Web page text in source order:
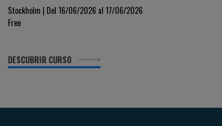
tratamiento
Stockholm | Del 16/06/2026 al 17/06/2026
Free
DESCUBRIR CURSO